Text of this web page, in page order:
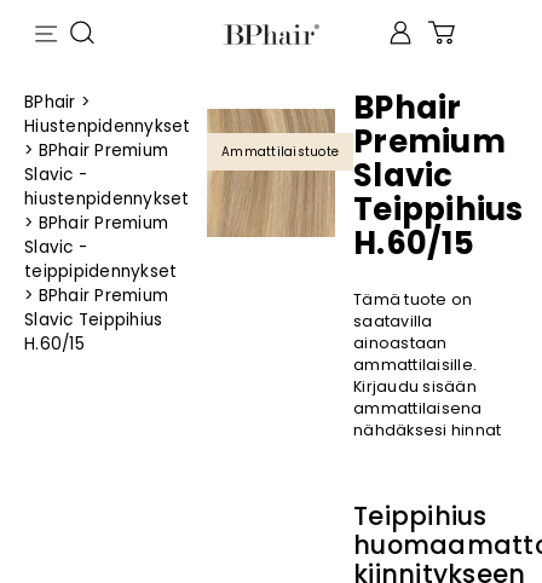
BPhair >
Hiustenpidennykset
> BPhair Premium
Slavic -
hiustenpidennykset
> BPhair Premium
Slavic -
teippipidennykset
> BPhair Premium
Slavic Teippihius
H.60/15
Ammattilaistuote
BPhair
Premium
Slavic
Teippihius
H.60/15
Tämä tuote on
saatavilla
ainoastaan
ammattilaisille.
Kirjaudu sisään
ammattilaisena
nähdäksesi hinnat
Teippihius
kiinnitykseen